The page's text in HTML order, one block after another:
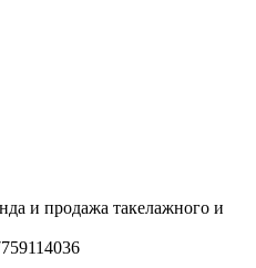
и продажа такелажного и